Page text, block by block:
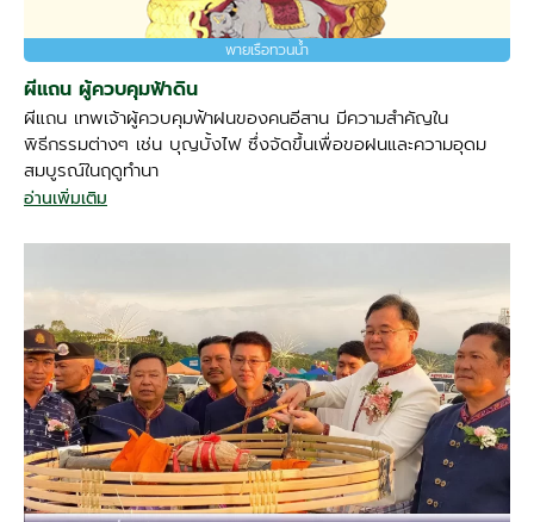
พายเรือทวนน้ำ
ผีแถน ผู้ควบคุมฟ้าดิน
ผีแถน เทพเจ้าผู้ควบคุมฟ้าฝนของคนอีสาน มีความสำคัญใน
พิธีกรรมต่างๆ เช่น บุญบั้งไฟ ซึ่งจัดขึ้นเพื่อขอฝนและความอุดม
สมบูรณ์ในฤดูทำนา
อ่านเพิ่มเติม